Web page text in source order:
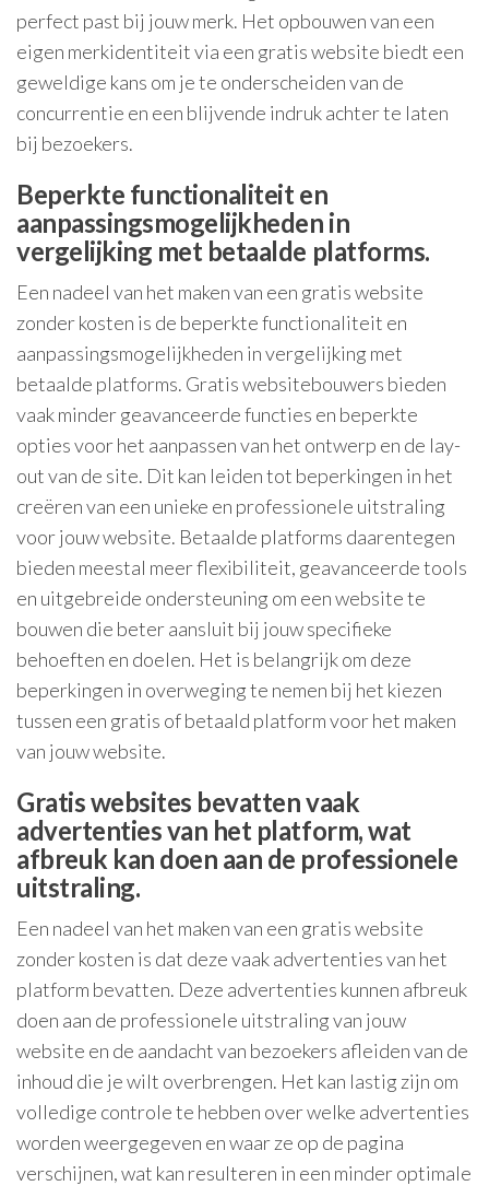
perfect past bij jouw merk. Het opbouwen van een
eigen merkidentiteit via een gratis website biedt een
geweldige kans om je te onderscheiden van de
concurrentie en een blijvende indruk achter te laten
bij bezoekers.
Beperkte functionaliteit en
aanpassingsmogelijkheden in
vergelijking met betaalde platforms.
Een nadeel van het maken van een gratis website
zonder kosten is de beperkte functionaliteit en
aanpassingsmogelijkheden in vergelijking met
betaalde platforms. Gratis websitebouwers bieden
vaak minder geavanceerde functies en beperkte
opties voor het aanpassen van het ontwerp en de lay-
out van de site. Dit kan leiden tot beperkingen in het
creëren van een unieke en professionele uitstraling
voor jouw website. Betaalde platforms daarentegen
bieden meestal meer flexibiliteit, geavanceerde tools
en uitgebreide ondersteuning om een website te
bouwen die beter aansluit bij jouw specifieke
behoeften en doelen. Het is belangrijk om deze
beperkingen in overweging te nemen bij het kiezen
tussen een gratis of betaald platform voor het maken
van jouw website.
Gratis websites bevatten vaak
advertenties van het platform, wat
afbreuk kan doen aan de professionele
uitstraling.
Een nadeel van het maken van een gratis website
zonder kosten is dat deze vaak advertenties van het
platform bevatten. Deze advertenties kunnen afbreuk
doen aan de professionele uitstraling van jouw
website en de aandacht van bezoekers afleiden van de
inhoud die je wilt overbrengen. Het kan lastig zijn om
volledige controle te hebben over welke advertenties
worden weergegeven en waar ze op de pagina
verschijnen, wat kan resulteren in een minder optimale